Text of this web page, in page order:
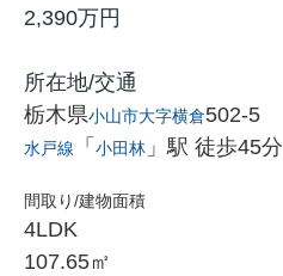
2,390万円
所在地/交通
栃木県小山市大字横倉502-5
水戸線 「 小田林 」駅 徒歩45分
間取り/建物面積
4LDK
107.65㎡